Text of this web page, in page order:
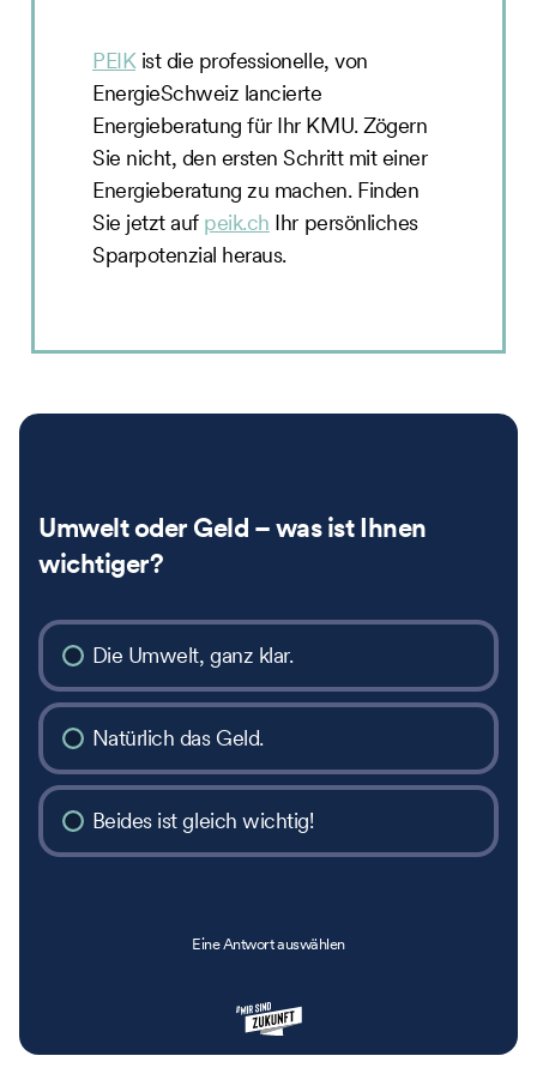
PEIKist die professionelle, von
EnergieSchweiz lancierte
Energieberatung für Ihr KMU. Zögern
Sie nicht, den ersten Schritt mit einer
Energieberatung zu machen. Finden
Sie jetzt auf peik.ch Ihr persönliches
Sparpotenzial heraus.
Umwelt oder Geld – was ist Ihnen
wichtiger?
Die Umwelt, ganz klar.
Natürlich das Geld.
Beides ist gleich wichtig!
Eine Antwort auswählen